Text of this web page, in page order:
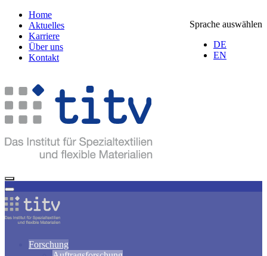
Sprache auswählen
DE
EN
Home
Aktuelles
Karriere
Über uns
Kontakt
Forschung